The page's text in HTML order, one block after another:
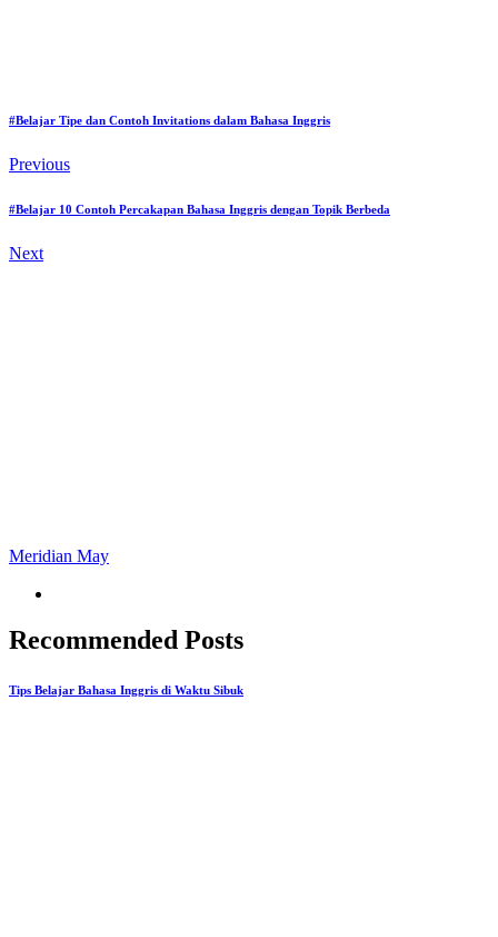
#Belajar Tipe dan Contoh Invitations dalam Bahasa Inggris
Previous
#Belajar 10 Contoh Percakapan Bahasa Inggris dengan Topik Berbeda
Next
Meridian May
Recommended Posts
Tips Belajar Bahasa Inggris di Waktu Sibuk